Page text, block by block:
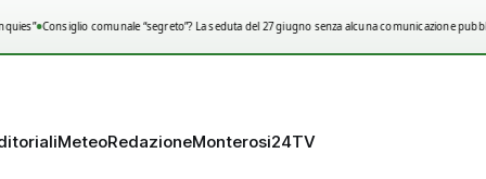
•Consiglio comunale “segreto”? La seduta del 27 giugno senza alcuna comunicazione
MeteoRedazioneMonterosi24TV